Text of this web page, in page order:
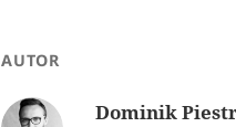
AUTOR
Dominik